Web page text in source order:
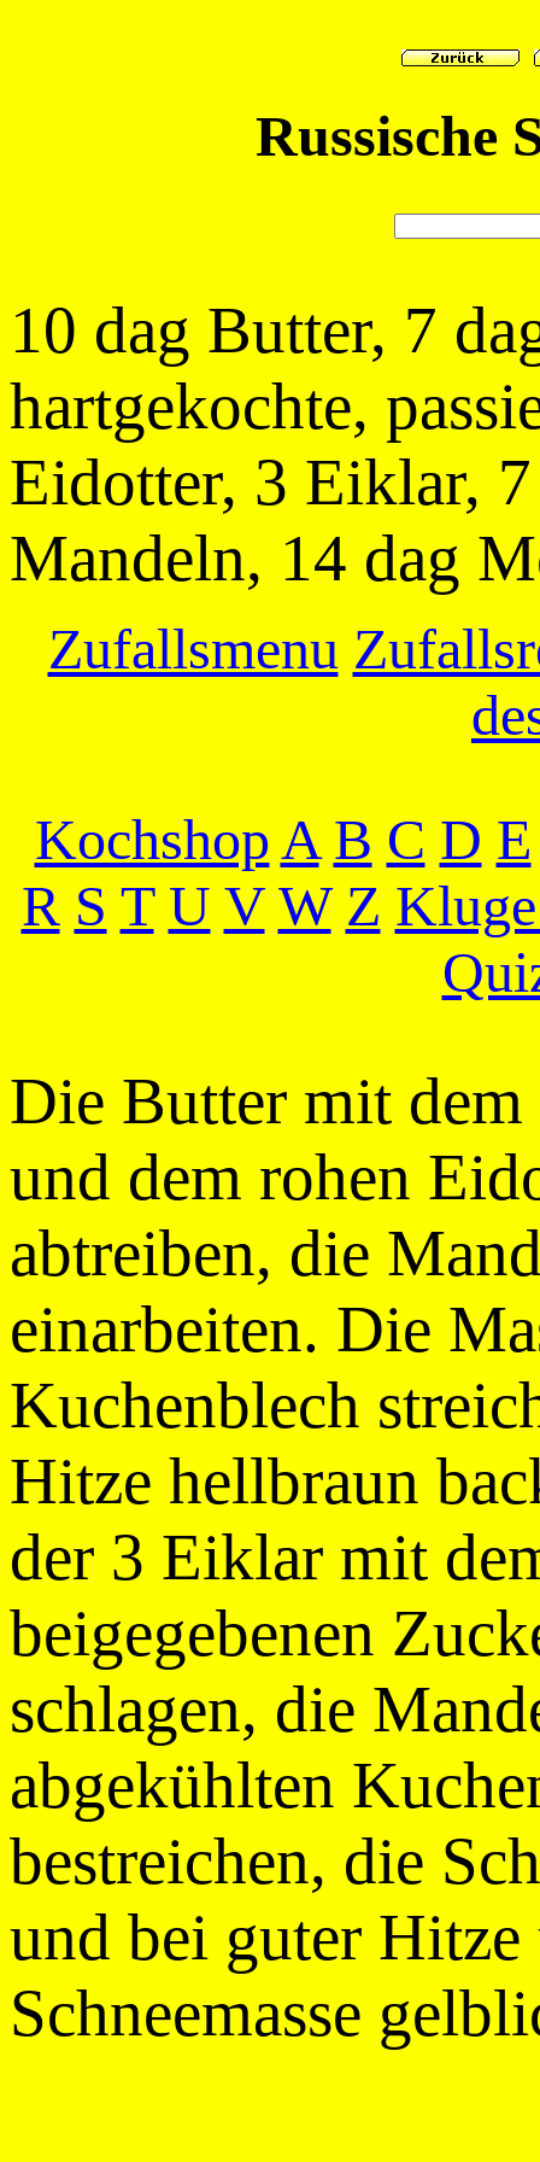
Russische
10 dag Butter, 7
hartgekochte,
Eidotter, 3 Eiklar,
Mandeln, 14 dag
Zufallsmenu
KochshopA B C D E
R S T U V W Z
Die Butter mit dem
und dem rohen
abtreiben, die
einarbeiten. Die
Kuchenblech
Hitze hellbraun
der 3 Eiklar mit
beigegebenen
schlagen, die
abgekühlten
bestreichen, die
und bei guter
Schneemasse